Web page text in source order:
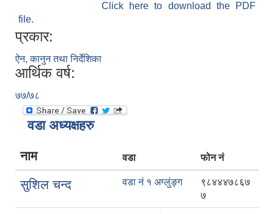
Click here to download the PDF
file.
प्रकार:
ऐन, कानुन तथा निर्देशिका
आर्थिक वर्ष:
७७/७८
वडा अध्यक्षहरु
नाम वडा फोन नं
सुशिल चन्द वडा नं १ अग्लुंङ्ग
९८४४४७८६७
७